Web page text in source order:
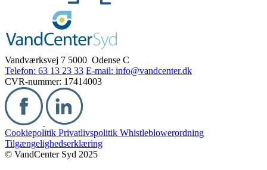
Vandværksvej 7 5000 Odense C
Telefon: 63 13 23 33 E-mail: info@vandcenter.dk
CVR-nummer: 17414003
Cookiepolitik Privatlivspolitik Whistleblowerordning
Tilgængelighedserklæring
© VandCenter Syd 2025